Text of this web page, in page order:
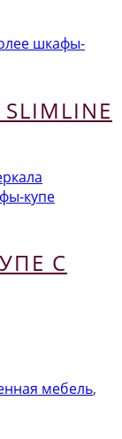
шкафы-
купе
С
мебель,